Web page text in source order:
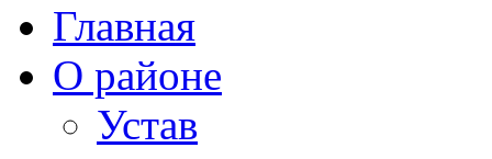
Главная
О районе
Устав